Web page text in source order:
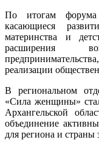
По итогам форума
касающиеся
материнства и
расширения
реализации
В региональном
«Сила женщины»
Архангельской
объединение
для региона и страны